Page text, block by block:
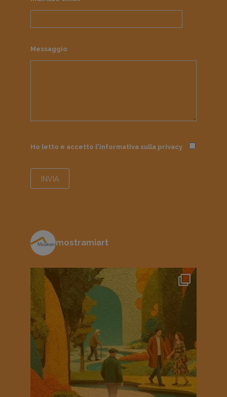
Messaggio
Ho letto e accetto l'informativa sulla privacy
mostramiart